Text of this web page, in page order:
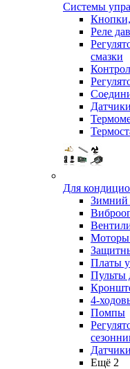
Системы
Реле
смазки
Для
Зимний
Моторы
Платы
Пульты
4-
Помпы
Датчики
Ещё 2